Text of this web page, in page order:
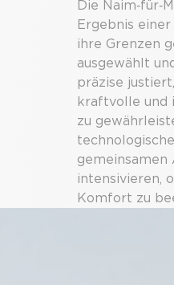
Die
Ergebnis
ihre Grenzen
ausgewählt
präzise
kraftvolle und
zu
gemeinsamen
intensivieren,
Komfort zu